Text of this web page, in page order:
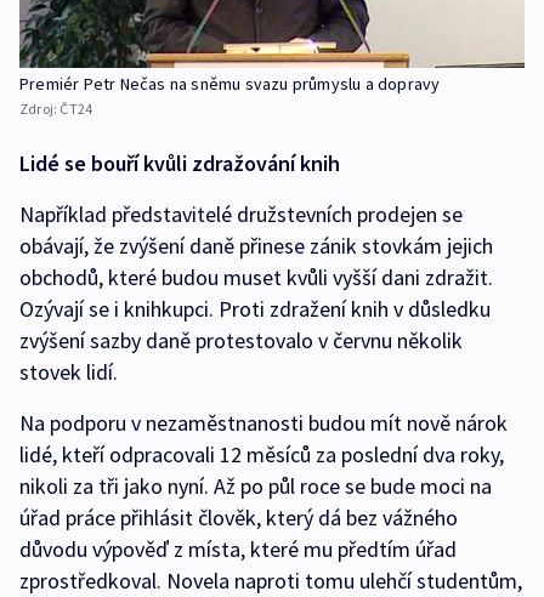
Premiér Petr Nečas na sněmu svazu průmyslu a dopravy
Zdroj: ČT24
Lidé se bouří kvůli zdražování knih
Například představitelé družstevních prodejen se
obávají, že zvýšení daně přinese zánik stovkám jejich
obchodů, které budou muset kvůli vyšší dani zdražit.
Ozývají se i knihkupci. Proti zdražení knih v důsledku
zvýšení sazby daně protestovalo v červnu několik
stovek lidí.
Na podporu v nezaměstnanosti budou mít nově nárok
lidé, kteří odpracovali 12 měsíců za poslední dva roky,
nikoli za tři jako nyní. Až po půl roce se bude moci na
úřad práce přihlásit člověk, který dá bez vážného
důvodu výpověď z místa, které mu předtím úřad
zprostředkoval. Novela naproti tomu ulehčí studentům,